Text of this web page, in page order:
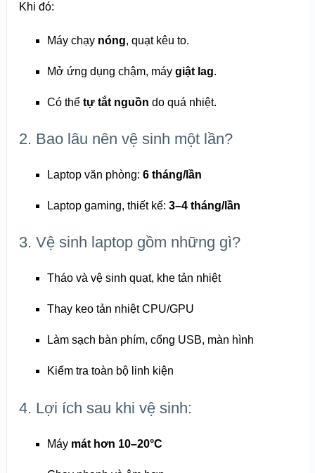
Khi đó:
Máy chạy nóng, quạt kêu to.
Mở ứng dụng chậm, máy giật lag.
Có thể tự tắt nguồn do quá nhiệt.
2. Bao lâu nên vệ sinh một lần?
Laptop văn phòng: 6 tháng/lần
Laptop gaming, thiết kế: 3–4 tháng/lần
3. Vệ sinh laptop gồm những gì?
Tháo và vệ sinh quạt, khe tản nhiệt
Thay keo tản nhiệt CPU/GPU
Làm sạch bàn phím, cổng USB, màn hình
Kiểm tra toàn bộ linh kiện
4. Lợi ích sau khi vệ sinh:
Máy mát hơn 10–20°C